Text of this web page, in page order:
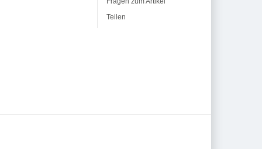
Teilen